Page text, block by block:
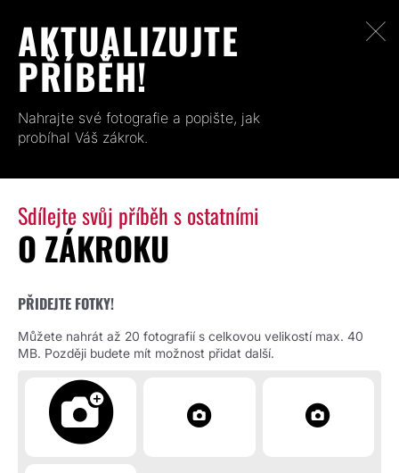
AKTUALIZUJTE
PŘÍBĚH!
Nahrajte své fotografie a popište, jak
probíhal Váš zákrok.
Sdílejte svůj příběh s ostatními
O ZÁKROKU
PŘIDEJTE FOTKY!
Můžete nahrát až 20 fotografií s celkovou velikostí max. 40
MB. Později budete mít možnost přidat další.